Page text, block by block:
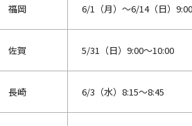
福岡 6/1（月）～6/14（日）
佐賀 5/31（日）9:00～10:00
長崎 6/3（水）8:15～8:45